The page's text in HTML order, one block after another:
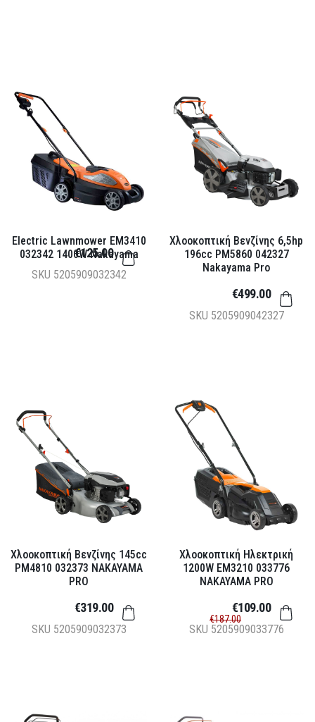
Electric Lawnmower EM3410
032342 1400W Nakayama
SKU 5205909032342
€125.00
Χλοοκοπτική Βενζίνης 6,5hp
196cc PM5860 042327
Nakayama Pro
SKU 5205909042327
€499.00
Χλοοκοπτική Βενζίνης 145cc
PM4810 032373 NAKAYAMA
PRO
SKU 5205909032373
€319.00
Χλοοκοπτική Ηλεκτρική
1200W EM3210 033776
NAKAYAMA PRO
SKU 5205909033776
€187.00
€109.00